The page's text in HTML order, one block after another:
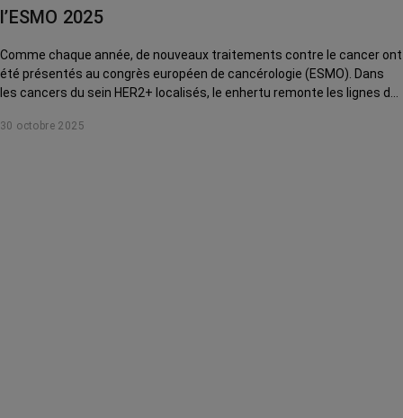
l’ESMO 2025
Comme chaque année, de nouveaux traitements contre le cancer ont
été présentés au congrès européen de cancérologie (ESMO). Dans
les cancers du sein HER2+ localisés, le enhertu remonte les lignes de
Centre Léon Bérard (Lyon).
30 octobre 2025